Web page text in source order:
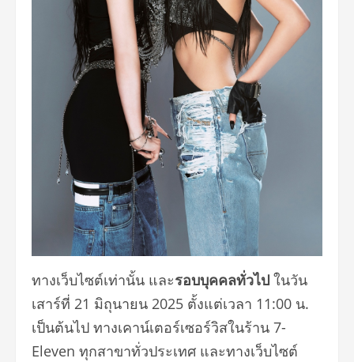
ทางเว็บไซต์เท่านั้น และรอบบุคคลทั่วไป ในวัน
เสาร์ที่ 21 มิถุนายน 2025 ตั้งแต่เวลา 11:00 น.
เป็นต้นไป ทางเคาน์เตอร์เซอร์วิสในร้าน 7-
Eleven ทุกสาขาทั่วประเทศ และทางเว็บไซต์